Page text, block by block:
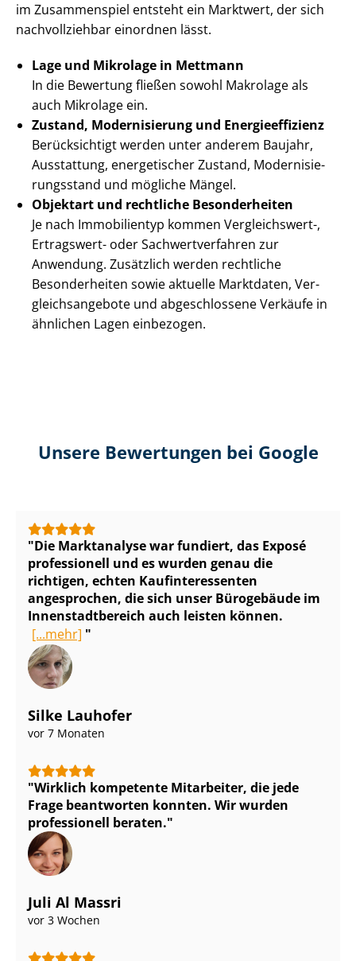
im Zusammenspiel entsteht ein Marktwert, der sich
nachvollziehbar einordnen lässt.
Lage und Mikrolage in Mettmann
In die Bewertung fließen sowohl Makrolage als
auch Mikrolage ein.
Zustand, Modernisierung und En­er­gie­ef­fi­zi­enz
Berücksichtigt werden unter anderem Baujahr,
Ausstattung, energetischer Zustand, Mo­der­ni­sie­
rungs­stand und mögliche Mängel.
Objektart und rechtliche Besonderheiten
Je nach Immobilientyp kommen Vergleichswert-,
Ertragswert- oder Sach­wert­ver­fah­ren zur
Anwendung. Zusätzlich werden rechtliche
Besonderheiten sowie aktuelle Marktdaten, Ver­
gleichs­an­ge­bo­te und abgeschlossene Verkäufe in
ähnlichen Lagen einbezogen.
Unsere Bewertungen bei Google
Die Marktanalyse war fundiert, das Exposé
professionell und es wurden genau die
richtigen, echten Kauf­in­ter­es­sen­ten
angesprochen, die sich unser Bürogebäude im
In­nen­stadt­be­reich auch leisten können.
[...mehr]
Silke Lauhofer
vor 7 Monaten
Wirklich kompetente Mitarbeiter, die jede
Frage beantworten konnten. Wir wurden
professionell beraten.
Juli Al Massri
vor 3 Wochen